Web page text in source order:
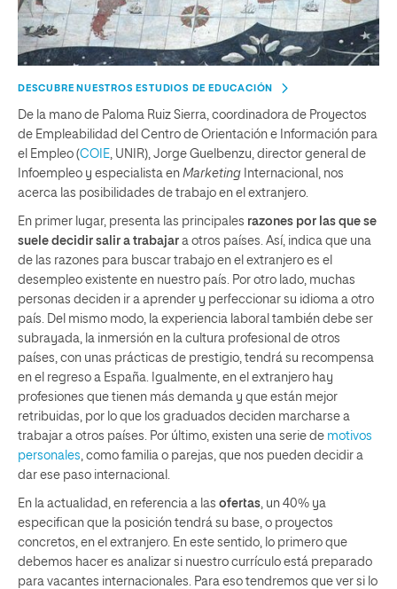
DESCUBRE NUESTROS ESTUDIOS DE EDUCACIÓN
De la mano de Paloma Ruiz Sierra, coordinadora de Proyectos
de Empleabilidad del Centro de Orientación e Información para
el Empleo (COIE , UNIR), Jorge Guelbenzu, director general de
Infoempleo y especialista en Marketing Internacional, nos
acerca las posibilidades de trabajo en el extranjero.
En primer lugar, presenta las principales razones por las que se
suele decidir salir a trabajar a otros países. Así, indica que una
de las razones para buscar trabajo en el extranjero es el
desempleo existente en nuestro país. Por otro lado, muchas
personas deciden ir a aprender y perfeccionar su idioma a otro
país. Del mismo modo, la experiencia laboral también debe ser
subrayada, la inmersión en la cultura profesional de otros
países, con unas prácticas de prestigio, tendrá su recompensa
en el regreso a España. Igualmente, en el extranjero hay
profesiones que tienen más demanda y que están mejor
retribuidas, por lo que los graduados deciden marcharse a
trabajar a otros países. Por último, existen una serie de motivos
personales , como familia o parejas, que nos pueden decidir a
dar ese paso internacional.
En la actualidad, en referencia a las ofertas , un 40% ya
especifican que la posición tendrá su base, o proyectos
concretos, en el extranjero. En este sentido, lo primero que
debemos hacer es analizar si nuestro currículo está preparado
para vacantes internacionales. Para eso tendremos que ver si lo